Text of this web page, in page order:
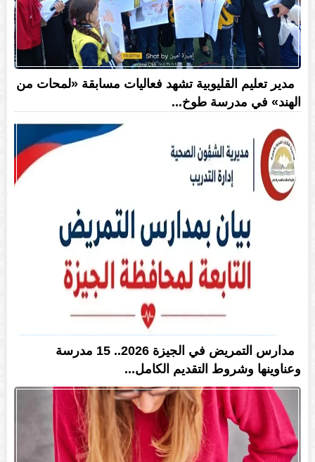
مدير تعليم القليوبية تشهد فعاليات مسابقة «لمحات من
الهند» في مدرسة طوخ...
مدارس التمريض في الجيزة 2026.. 15 مدرسة
وعناوينها وشروط التقديم الكامل...